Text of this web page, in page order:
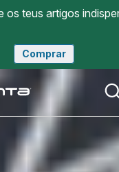
os teus artigos
Comprar
Página
inicial
Rowenta